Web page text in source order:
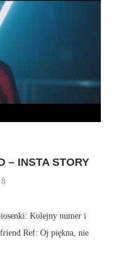
– INSTA STORY
Kolejny numer i
Ref: Oj piękna, nie